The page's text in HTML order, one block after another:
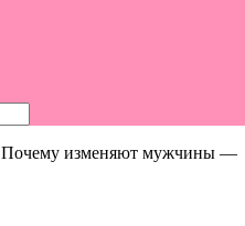
Почему изменяют мужчины —